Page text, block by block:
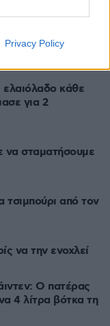
Privacy Policy
ο γάμος είναι
ελαιόλαδο κάθε
για 2
να σταματήσουμε
από τον
να την ενοχλεί
Ο πατέρας
4 λίτρα βότκα τη